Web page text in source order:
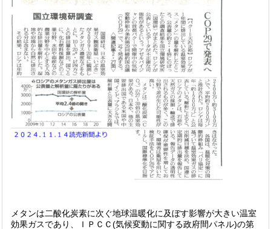
メタンは二酸化炭素に次ぐ地球温暖化に及ぼす影響が大きい温室
効果ガスであり、ＩＰＣＣ(気候変動に関する政府間パネル)の第